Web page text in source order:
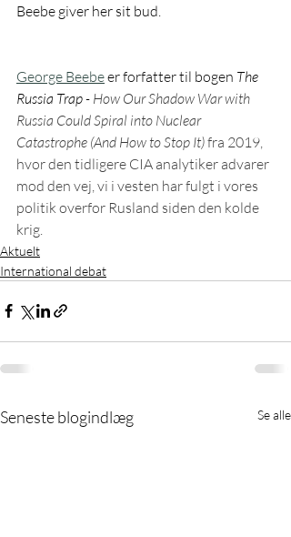
Beebe giver her sit bud.
George Beebe er forfatter til bogen The
Russia Trap - How Our Shadow War with
Russia Could Spiral into Nuclear
Catastrophe (And How to Stop It) fra 2019,
hvor den tidligere CIA analytiker advarer
mod den vej, vi i vesten har fulgt i vores
politik overfor Rusland siden den kolde
krig.
Aktuelt
International debat
Seneste blogindlæg Se alle